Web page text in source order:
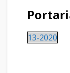
13-2020